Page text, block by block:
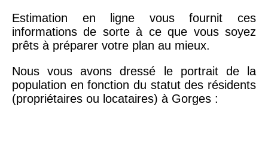
Estimation en ligne vous fournit ces
informations de sorte à ce que vous soyez
prêts à préparer votre plan au mieux.
Nous vous avons dressé le portrait de la
population en fonction du statut des résidents
(propriétaires ou locataires) à Gorges :